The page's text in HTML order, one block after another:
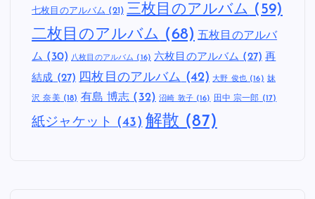
七枚目のアルバム (21) 三枚目のアルバム (59)
二枚目のアルバム (68) 五枚目のアルバ
ム (30) 八枚目のアルバム (16) 六枚目のアルバム (27) 再
結成 (27) 四枚目のアルバム (42) 大野 俊也(16) 妹
沢 奈美(18) 有島 博志 (32) 沼崎 敦子(16) 田中 宗一郎 (17)
紙ジャケット (43) 解散 (87)